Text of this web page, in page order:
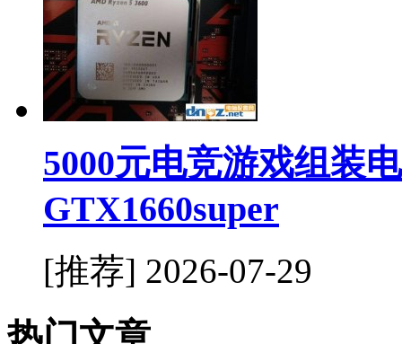
5000元电竞游戏组装
GTX1660super
[推荐] 2026-07-29